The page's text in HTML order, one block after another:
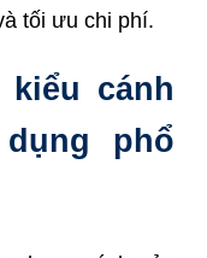
tối ưu chi phí.
cánh
phổ